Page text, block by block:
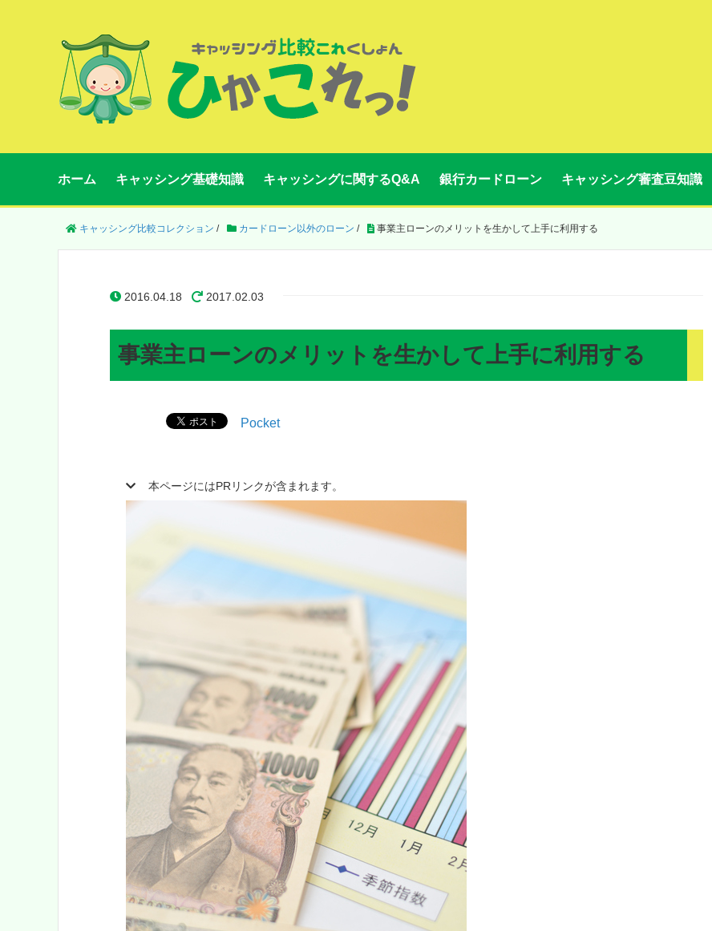
ホーム キャッシング基礎知識 キャッシングに関するQ&A 銀行カードローン キャッシング審査豆知識
キャッシング比較コレクション / カードローン以外のローン / 事業主ローンのメリットを生かして上手に利用する
2016.04.18 2017.02.03
事業主ローンのメリットを生かして上手に利用する
Pocket
本ページにはPRリンクが含まれます。